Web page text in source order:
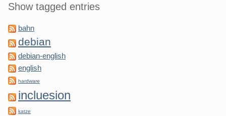
Show tagged entries
bahn
debian
debian-english
english
hardware
incluesion
katze